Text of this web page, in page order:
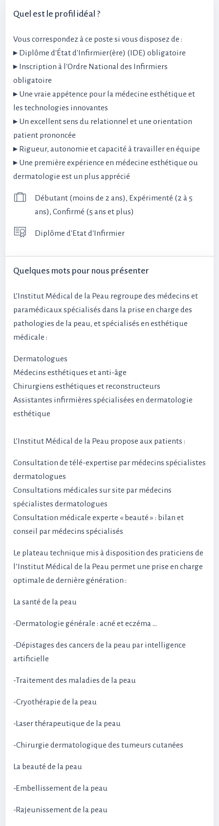
Quel est le profil idéal ?
Vous correspondez à ce poste si vous disposez de :
▸ Diplôme d'État d'Infirmier(ère) (IDE) obligatoire
▸ Inscription à l'Ordre National des Infirmiers
obligatoire
▸ Une vraie appétence pour la médecine esthétique et
les technologies innovantes
▸ Un excellent sens du relationnel et une orientation
patient prononcée
▸ Rigueur, autonomie et capacité à travailler en équipe
▸ Une première expérience en médecine esthétique ou
dermatologie est un plus apprécié
Débutant (moins de 2 ans), Expérimenté (2 à 5
ans), Confirmé (5 ans et plus)
Diplôme d'Etat d'Infirmier
Quelques mots pour nous présenter
L’Institut Médical de la Peau regroupe des médecins et
paramédicaux spécialisés dans la prise en charge des
pathologies de la peau, et spécialisés en esthétique
médicale :
Dermatologues
Médecins esthétiques et anti-âge
Chirurgiens esthétiques et reconstructeurs
Assistantes infirmières spécialisées en dermatologie
esthétique
L’Institut Médical de la Peau propose aux patients :
Consultation de télé-expertise par médecins spécialistes
dermatologues
Consultations médicales sur site par médecins
spécialistes dermatologues
Consultation médicale experte « beauté » : bilan et
conseil par médecins spécialisés
Le plateau technique mis à disposition des praticiens de
l’Institut Médical de la Peau permet une prise en charge
optimale de dernière génération :
La santé de la peau
-Dermatologie générale : acné et eczéma …
-Dépistages des cancers de la peau par intelligence
artificielle
-Traitement des maladies de la peau
-Cryothérapie de la peau
-Laser thérapeutique de la peau
-Chirurgie dermatologique des tumeurs cutanées
La beauté de la peau
-Embellissement de la peau
-Rajeunissement de la peau